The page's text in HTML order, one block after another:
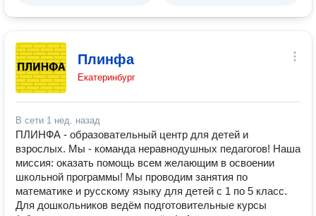
Плинфа
Екатеринбург
В сети 1 нед. назад
ПЛИНФА - образовательный центр для детей и
взрослых. Мы - команда неравнодушных педагогов! Наша
миссия: оказать помощь всем желающим в освоении
школьной программы! Мы проводим занятия по
математике и русскому языку для детей с 1 по 5 класс.
Для дошкольников ведём подготовительные курсы